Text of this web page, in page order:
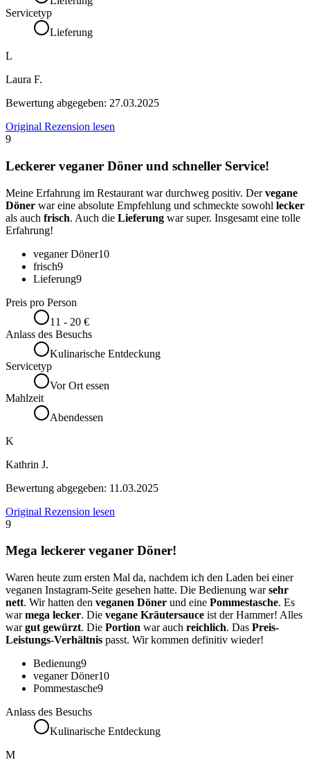
Servicetyp
Lieferung
L
Laura F.
Bewertung abgegeben: 27.03.2025
Original Rezension lesen
9
Leckerer veganer Döner und schneller Service!
Meine Erfahrung im Restaurant war durchweg positiv. Dervegane
Döner war eine absolute Empfehlung und schmeckte sowohl lecker
als auch frisch. Auch die Lieferung war super. Insgesamt eine tolle
Erfahrung!
veganer Döner10
frisch9
Lieferung9
Preis pro Person
11 - 20 €
Anlass des Besuchs
Kulinarische Entdeckung
Servicetyp
Vor Ort essen
Mahlzeit
Abendessen
K
Kathrin J.
Bewertung abgegeben: 11.03.2025
Original Rezension lesen
9
Mega leckerer veganer Döner!
Waren heute zum ersten Mal da, nachdem ich den Laden bei einer
veganen Instagram-Seite gesehen hatte. Die Bedienung warsehr
nett. Wir hatten den veganen Döner und eine Pommestasche. Es
warmega lecker. Die vegane Kräutersauce ist der Hammer! Alles
wargut gewürzt. Die Portion war auch reichlich. Das Preis-
Leistungs-Verhältnis passt. Wir kommen definitiv wieder!
Bedienung9
veganer Döner10
Pommestasche9
Anlass des Besuchs
Kulinarische Entdeckung
M